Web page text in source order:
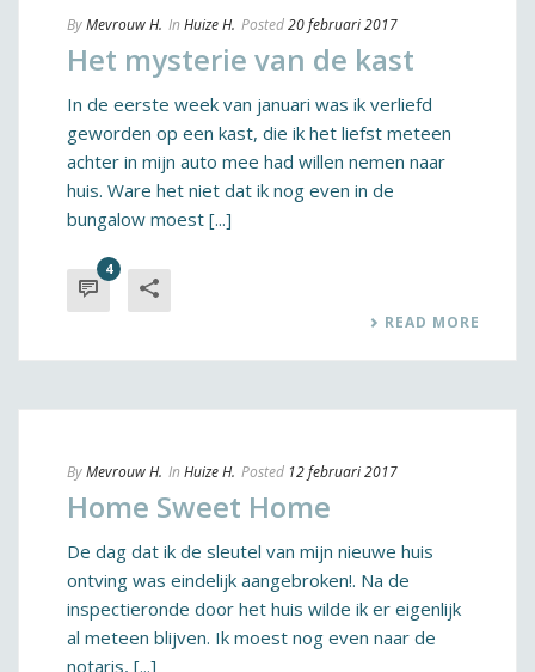
ByMevrouw H. In Huize H. Posted20 februari 2017
Het mysterie van de kast
In de eerste week van januari was ik verliefd
geworden op een kast, die ik het liefst meteen
achter in mijn auto mee had willen nemen naar
huis. Ware het niet dat ik nog even in de
bungalow moest [...]
4
READ MORE
ByMevrouw H. In Huize H. Posted 12 februari 2017
Home Sweet Home
De dag dat ik de sleutel van mijn nieuwe huis
ontving was eindelijk aangebroken!. Na de
inspectieronde door het huis wilde ik er eigenlijk
al meteen blijven. Ik moest nog even naar de
notaris, [...]